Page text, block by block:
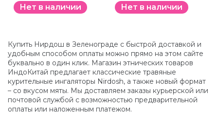
Нет в наличии Нет в наличии
Купить Нирдош в Зеленограде с быстрой доставкой и
удобным способом оплаты можно прямо на этом сайте
буквально в один клик. Магазин этнических товаров
ИндоКитай предлагает классические травяные
курительные ингаляторы Nirdosh, а также новый формат
– со вкусом мяты. Мы доставляем заказы курьерской или
почтовой службой с возможностью предварительной
оплаты или наложенным платежом.